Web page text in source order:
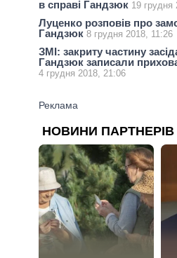
в справі Гандзюк 19 грудня
Луценко розповів про
Гандзюк 8 грудня 2018, 11:26
ЗМІ: закриту частину
Гандзюк записали
4 грудня 2018, 21:06